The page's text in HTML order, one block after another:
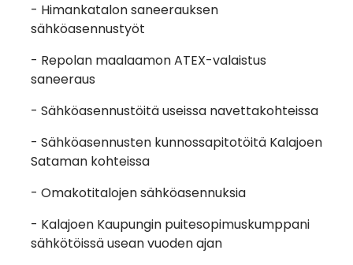
- Himankatalon saneerauksen
sähköasennustyöt
- Repolan maalaamon ATEX-valaistus
saneeraus
- Sähköasennustöitä useissa navettakohteissa
- Sähköasennusten kunnossapitotöitä Kalajoen
Sataman kohteissa
- Omakotitalojen sähköasennuksia
- Kalajoen Kaupungin puitesopimuskumppani
sähkötöissä usean vuoden ajan